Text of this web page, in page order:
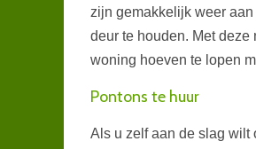
zijn gemakkelijk weer
deur te houden. Met
woning hoeven te lopen
Pontons te huur
Als u zelf aan de slag wilt